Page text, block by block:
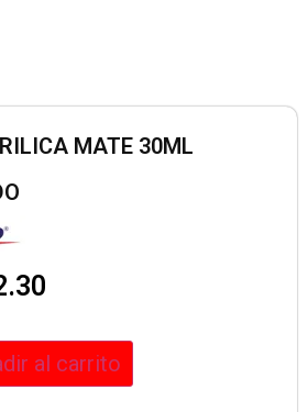
MATE 30ML
al carrito